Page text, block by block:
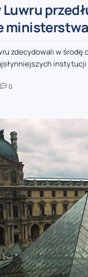
ministerstwa
zdecydowali w
0